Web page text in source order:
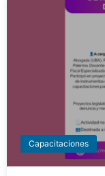
Capacitaciones